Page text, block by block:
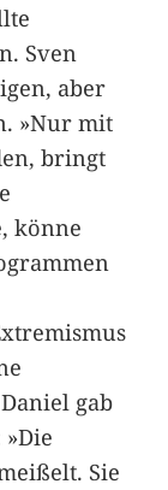
Sven
aber
»Nur mit
bringt
könne
gab
Sie